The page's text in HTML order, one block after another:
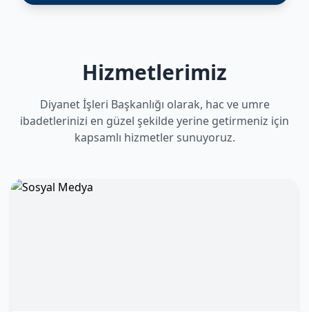
Hizmetlerimiz
Diyanet İşleri Başkanlığı olarak, hac ve umre
ibadetlerinizi en güzel şekilde yerine getirmeniz için
kapsamlı hizmetler sunuyoruz.